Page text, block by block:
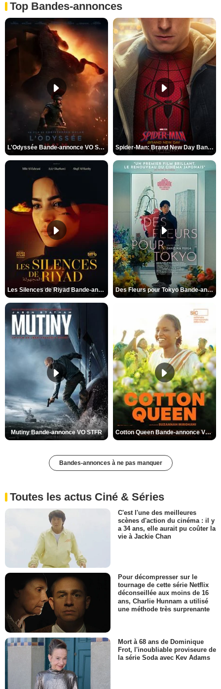
Top Bandes-annonces
L'Odyssée Bande-annonce VO STFR Spider-Man: Brand New Day Bande-annonce VO STFR
Les Silences de Riyad Bande-annonce VO STFR Des Fleurs pour Tokyo Bande-annonce VO STFR
Mutiny Bande-annonce VO STFR Cotton Queen Bande-annonce VO STFR
Bandes-annonces à ne pas manquer
Toutes les actus Ciné & Séries
C'est l'une des meilleures
scènes d'action du cinéma : il y
a 34 ans, elle aurait pu coûter la
vie à Jackie Chan
Pour décompresser sur le
tournage de cette série Netflix
déconseillée aux moins de 16
ans, Charlie Hunnam a utilisé
une méthode très surprenante
Mort à 68 ans de Dominique
Frot, l'inoubliable proviseure de
la série Soda avec Kev Adams